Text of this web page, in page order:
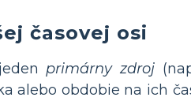
časovej osi
primárny zdroj
alebo obdobie na ich